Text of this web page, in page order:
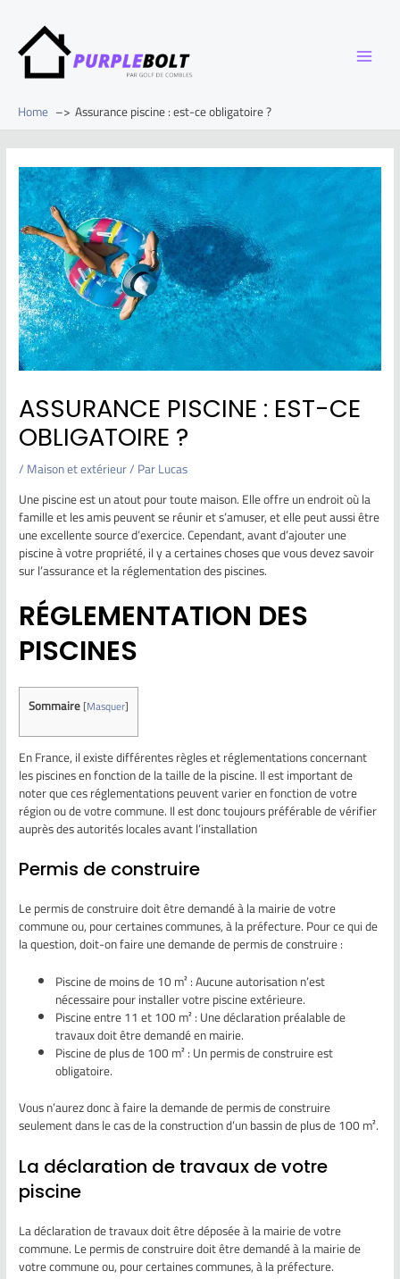
Home Assurance piscine : est-ce obligatoire ?
ASSURANCE PISCINE : EST-CE
OBLIGATOIRE ?
/Maison et extérieur/ ParLucas
Une piscine est un atout pour toute maison. Elle offre un endroit où la
famille et les amis peuvent se réunir et s’amuser, et elle peut aussi être
une excellente source d’exercice. Cependant, avant d’ajouter une
piscine à votre propriété, il y a certaines choses que vous devez savoir
sur l’assurance et la réglementation des piscines.
RÉGLEMENTATION DES
PISCINES
Sommaire[Masquer]
En France, il existe différentes règles et réglementations concernant
les piscines en fonction de la taille de la piscine. Il est important de
noter que ces réglementations peuvent varier en fonction de votre
région ou de votre commune. Il est donc toujours préférable de vérifier
auprès des autorités locales avant l’installation
Permis de construire
Le permis de construire doit être demandé à la mairie de votre
commune ou, pour certaines communes, à la préfecture. Pour ce qui de
la question, doit-on faire une demande de permis de construire :
Piscine de moins de 10 m² : Aucune autorisation n’est
nécessaire pour installer votre piscine extérieure.
Piscine entre 11 et 100 m² : Une déclaration préalable de
travaux doit être demandé en mairie.
Piscine de plus de 100 m² : Un permis de construire est
obligatoire.
Vous n’aurez donc à faire la demande de permis de construire
seulement dans le cas de la construction d’un bassin de plus de 100 m².
La déclaration de travaux de votre
piscine
La déclaration de travaux doit être déposée à la mairie de votre
commune. Le permis de construire doit être demandé à la mairie de
votre commune ou, pour certaines communes, à la préfecture.